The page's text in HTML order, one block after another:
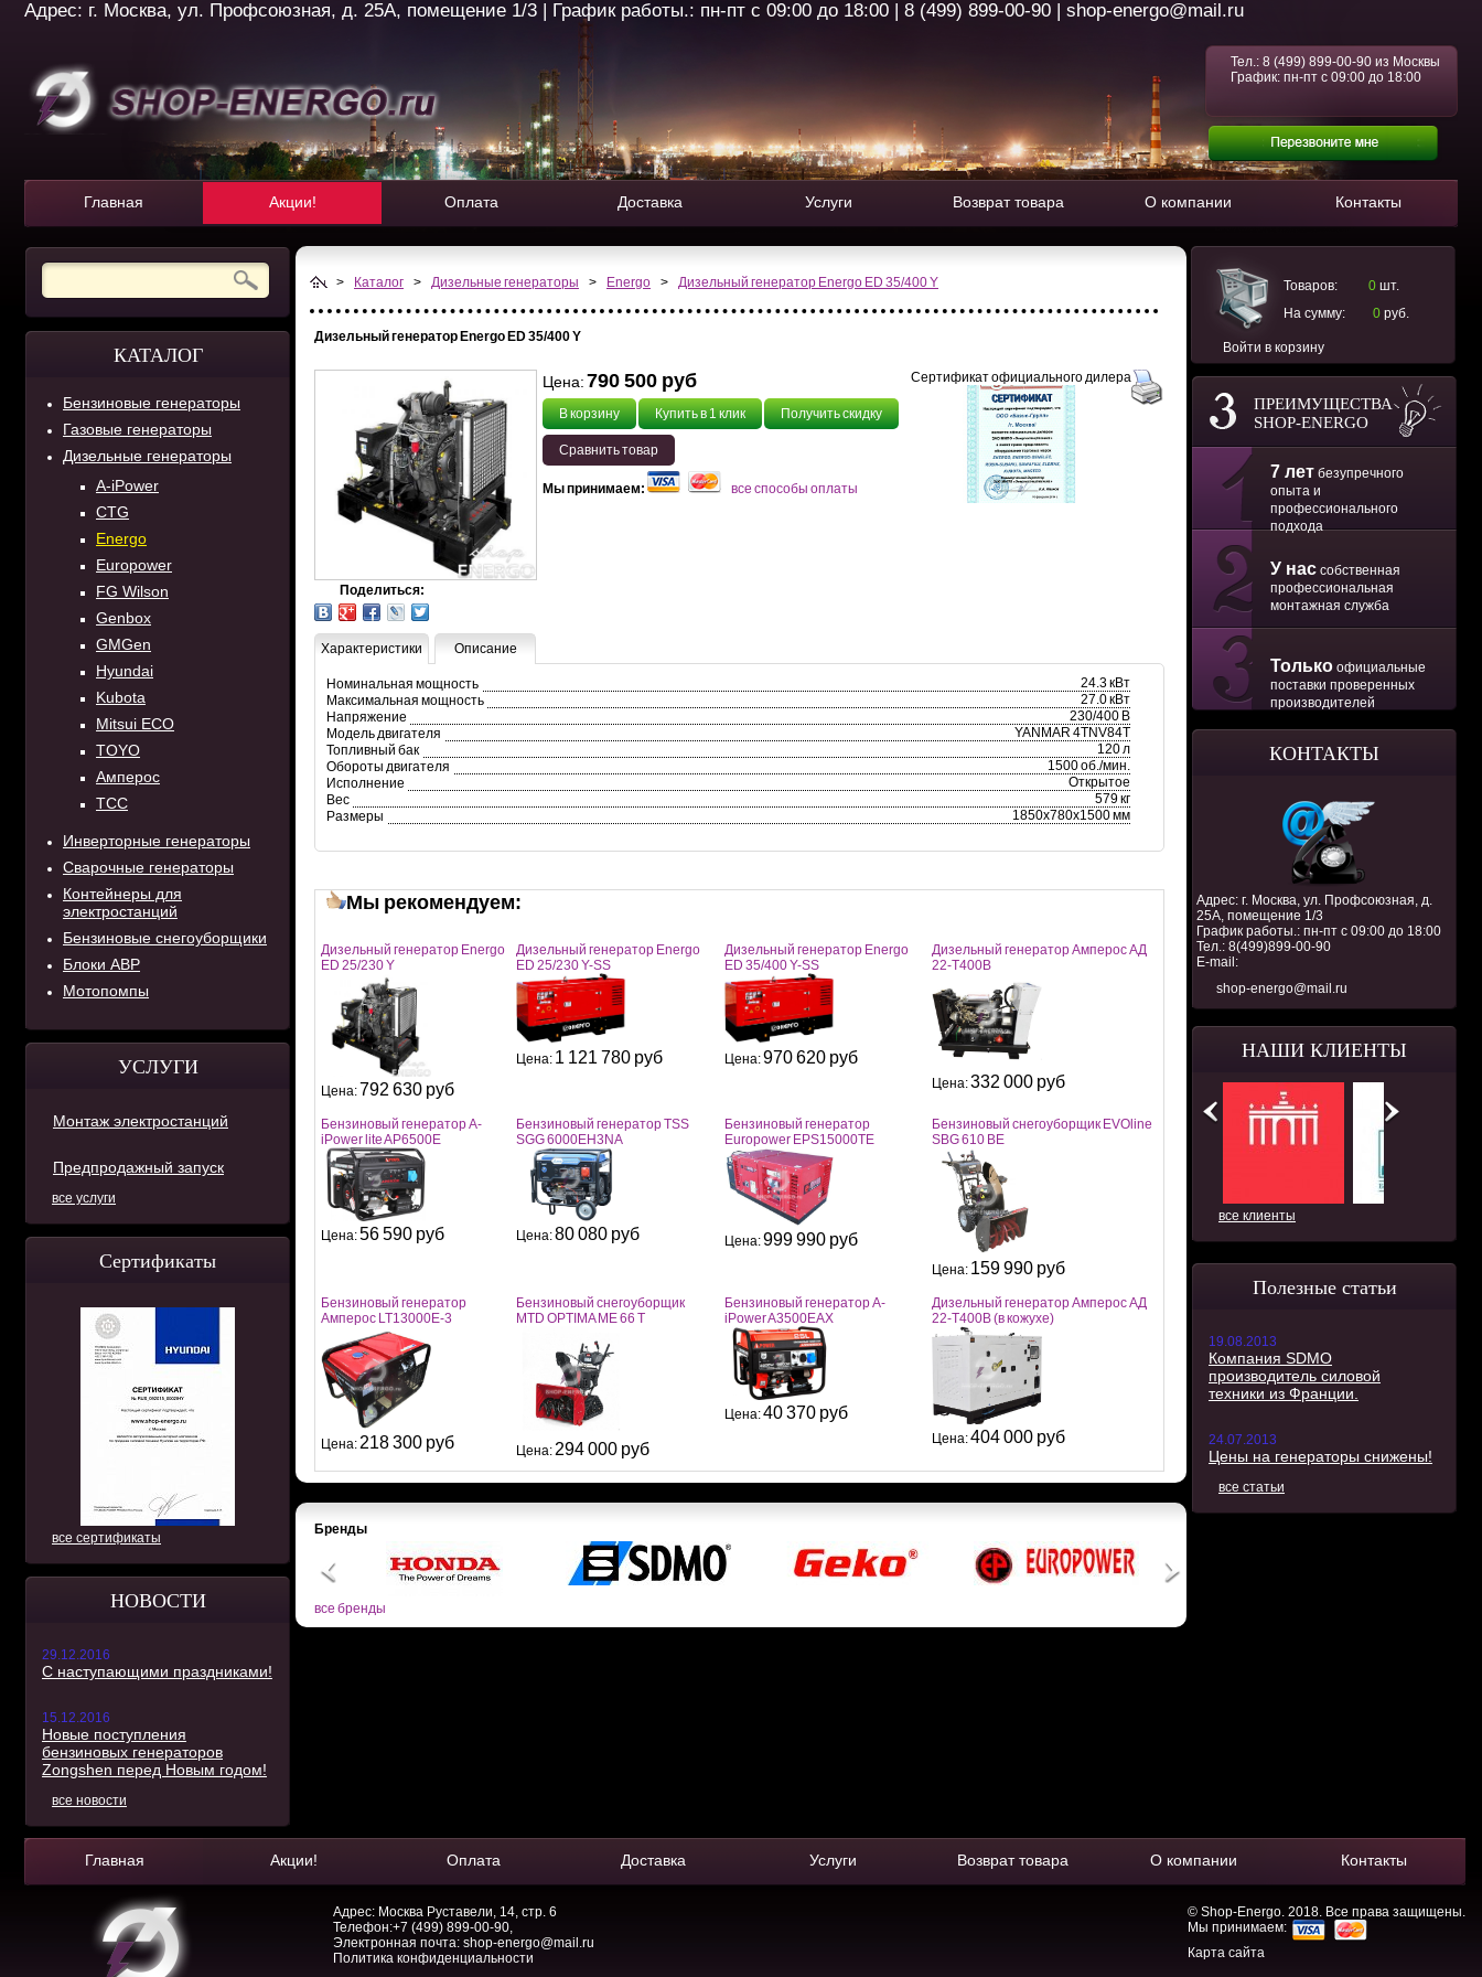
Адрес: г. Москва, ул. Профсоюзная, д. 25А, помещение 1/3 | График работы.: пн-пт с 09:00 до 18:00 | 8 (499) 899-00-90 | shop-energo@mail.ru
Тел.: 8 (499) 899-00-90 из Москвы
График: пн-пт с 09:00 до 18:00
Главная Акции! Оплата Доставка Услуги Возврат товара О компании Контакты
КАТАЛОГ
Бензиновые генераторы
Газовые генераторы
Дизельные генераторы
A-iPower
CTG
Energo
Europower
FG Wilson
Genbox
GMGen
Hyundai
Kubota
Mitsui ECO
TOYO
Амперос
ТСС
Инверторные генераторы
Сварочные генераторы
Контейнеры для
электростанций
Бензиновые снегоуборщики
Блоки АВР
Мотопомпы
УСЛУГИ
Монтаж электростанций
Предпродажный запуск
все услуги
Сертификаты
все сертификаты
НОВОСТИ
29.12.2016
С наступающими праздниками!
15.12.2016
Новые поступления
бензиновых генераторов
Zongshen перед Новым годом!
все новости
Товаров: 0 шт.
На сумму:
0 руб.
Войти в корзину
ПРЕИМУЩЕСТВА
SHOP-ENERGO
7 лет безупречного
опыта и
профессионального
подхода
У нас собственная
профессиональная
монтажная служба
Только официальные
поставки проверенных
производителей
КОНТАКТЫ
Адрес: г. Москва, ул. Профсоюзная, д.
25А, помещение 1/3
График работы.: пн-пт с 09:00 до 18:00
Тел.: 8(499)899-00-90
E-mail:
shop-energo@mail.ru
НАШИ КЛИЕНТЫ
все клиенты
Полезные статьи
19.08.2013
Компания SDMO
производитель силовой
техники из Франции.
24.07.2013
Цены на генераторы снижены!
все статьи
> Каталог > Дизельные генераторы > Energo > Дизельный генератор Energo ED 35/400 Y
Дизельный генератор Energo ED 35/400 Y
Сертификат официального дилера
Цена:790 500 руб
В корзину Купить в 1 клик Получить скидку
Сравнить товар
Мы принимаем: все способы оплаты
Поделиться:
Характеристики Описание
Номинальная мощность
24.3 кВт
Максимальная мощность
27.0 кВт
Напряжение
230/400 В
Модель двигателя
YANMAR 4TNV84T
Топливный бак
120 л
Обороты двигателя
1500 об./мин.
Исполнение
Открытое
Вес
579 кг
Размеры
1850х780х1500 мм
Мы рекомендуем:
Дизельный генератор Energo
ED 25/230 Y
Цена:792 630 руб
Дизельный генератор Energo
ED 25/230 Y-SS
Цена: 1 121 780 руб
Дизельный генератор Energo
ED 35/400 Y-SS
Цена:970 620 руб
Дизельный генератор Амперос АД
22-Т400В
Цена:332 000 руб
Бензиновый генератор A-
iPower lite AР6500Е
Цена:56 590 руб
Бензиновый генератор TSS
SGG 6000EH3NA
Цена:80 080 руб
Бензиновый генератор
Europower EPS15000TЕ
Цена:999 990 руб
Бензиновый снегоуборщик EVOline
SBG 610 BE
Цена: 159 990 руб
Бензиновый генератор
Амперос LT13000E-3
Цена: 218 300 руб
Бензиновый снегоуборщик
MTD OPTIMA ME 66 T
Цена: 294 000 руб
Бензиновый генератор A-
iPower A3500EAX
Цена:40 370 руб
Дизельный генератор Амперос АД
22-Т400B (в кожухе)
Цена:404 000 руб
Бренды
все бренды
Главная Акции! Оплата Доставка Услуги Возврат товара О компании Контакты
Адрес: Москва Руставели, 14, стр. 6
Телефон:+7 (499) 899-00-90,
Электронная почта: shop-energo@mail.ru
Политика конфиденциальности
© Shop-Energo. 2018. Все права защищены.
Мы принимаем:
Карта сайта